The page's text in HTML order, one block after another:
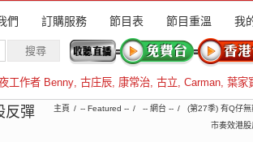
們 訂購服務 節目表 節目重溫 我
工作者 Benny, 古庄辰, 康常治, 古立, Carman, 葉家
反彈
主頁 -- Featured -- -- 網台 -- (第27季) 有Q仔無
市奏效港